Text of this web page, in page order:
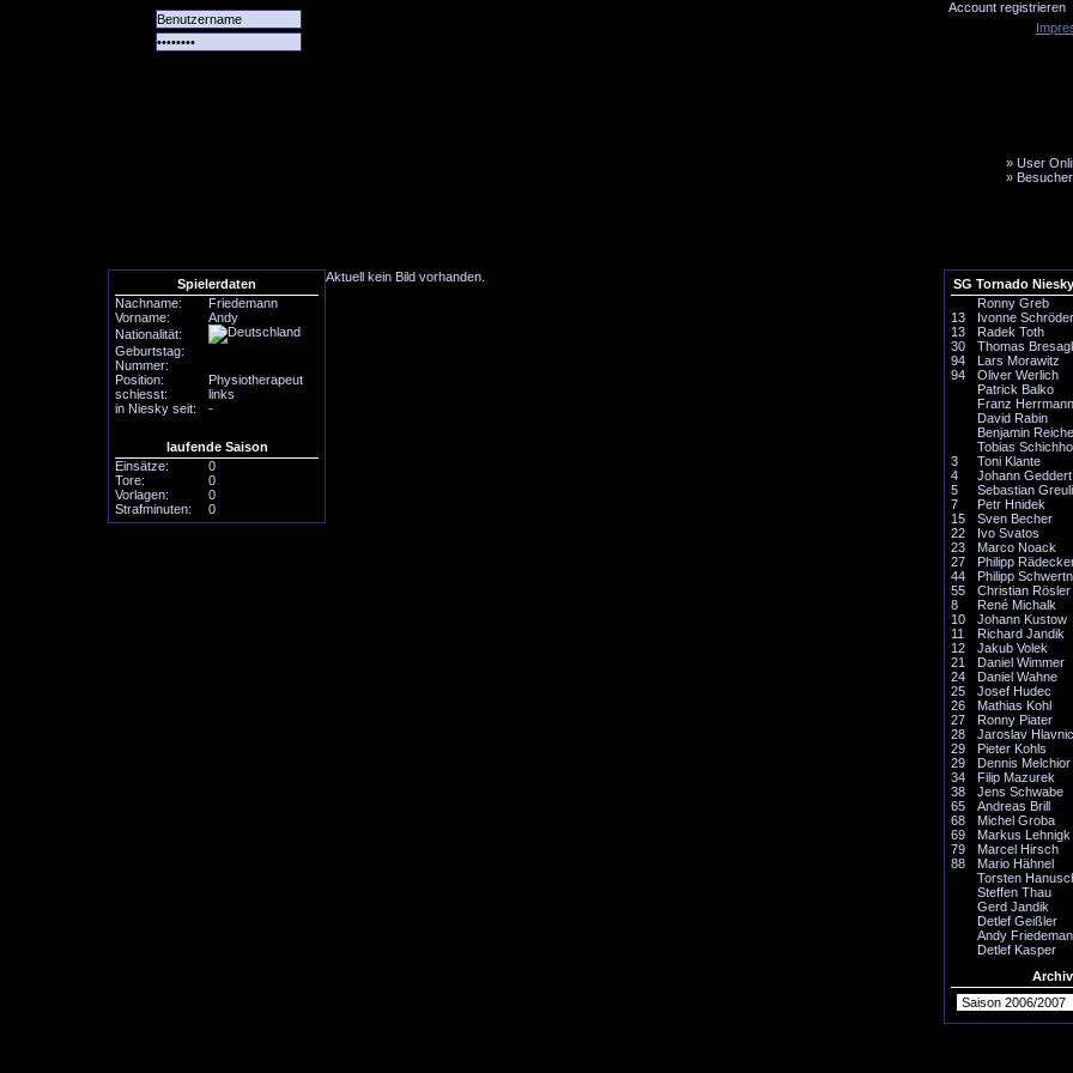
Account registrieren
» User
»
SG Tornado
Ronny Greb
13
Ivonne Schröder
13
Radek Toth
30
Thomas
94
Lars Morawitz
94
Oliver Werlich
Patrick Balko
Franz Herrmann
David Rabin
Benjamin
Tobias
3
Toni Klante
4
Johann Geddert
5
Sebastian
7
Petr Hnidek
15
Sven Becher
22
Ivo Svatos
23
Marco Noack
27
Philipp
44
Philipp
55
Christian Rösler
8
René Michalk
10
Johann Kustow
11
Richard Jandik
12
Jakub Volek
21
Daniel Wimmer
24
Daniel Wahne
25
Josef Hudec
26
Mathias Kohl
27
Ronny Piater
28
Jaroslav
29
Pieter Kohls
29
Dennis Melchior
34
Filip Mazurek
38
Jens Schwabe
65
Andreas Brill
68
Michel Groba
69
Markus Lehnigk
79
Marcel Hirsch
88
Mario Hähnel
Torsten
Steffen Thau
Gerd Jandik
Detlef Geißler
Andy
Detlef Kasper
Archiv
Spielerdaten
Nachname:
Friedemann
Vorname:
Andy
Nationalität:
Geburtstag:
Nummer:
Position:
Physiotherapeut
schiesst:
links
in Niesky seit:
-
laufende Saison
Einsätze:
0
Tore:
0
Vorlagen:
0
Strafminuten:
0
Aktuell kein Bild vorhanden.